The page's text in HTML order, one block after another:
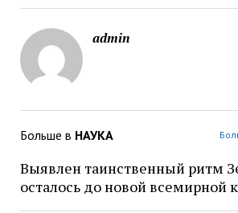
admin
Больше в НАУКА
Выявлен таинственный ритм
осталось до новой всемирной